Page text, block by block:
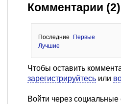
Комментарии
Последние
Первые
Лучшие
Чтобы оставить
зарегистрируйтесь или
Войти через социальные